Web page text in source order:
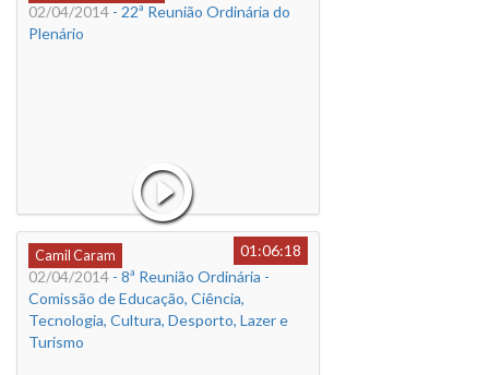
02/04/2014 - 22ª Reunião Ordinária do
Plenário
Camil Caram
01:06:18
02/04/2014 - 8ª Reunião Ordinária -
Comissão de Educação, Ciência,
Tecnologia, Cultura, Desporto, Lazer e
Turismo